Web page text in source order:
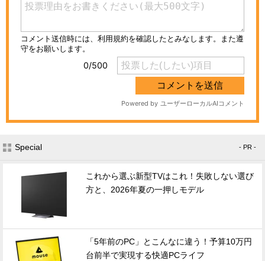
Special - PR -
これから選ぶ新型TVはこれ！失敗しない選び
方と、2026年夏の一押しモデル
「5年前のPC」とこんなに違う！予算10万円
台前半で実現する快適PCライフ